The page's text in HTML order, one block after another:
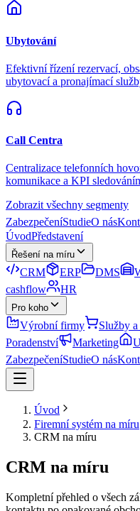
Ubytování
Efektivní řízení rezervací,
ubytovací a pronajímací
Call Centra
Centralizace telefonních
komunikace a KPI
Zobrazit všechny segmenty
ZabezpečeníStudieO nás
ÚvodPředstavení
Řešení na míru
CRM ERP DMS
cashflow
HR
Pro koho
Výrobní firmy Služby
Poradenství
Marketing
ZabezpečeníStudieO nás
Úvod
Firemní systém na míru
CRM na míru
CRM na míru
Kompletní přehled o všech